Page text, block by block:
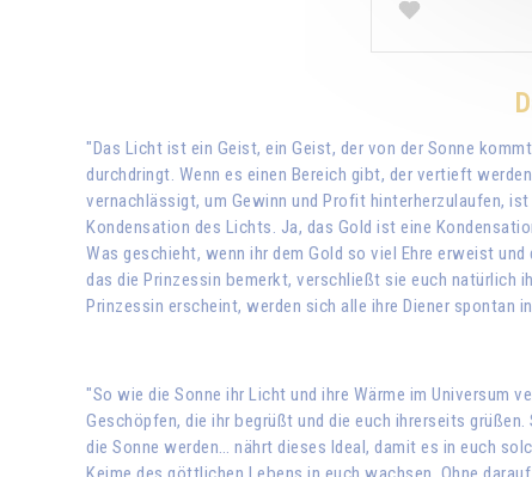
"Das Licht ist ein Geist, ein Geist, der von der Sonne
durchdringt. Wenn es einen Bereich gibt, der vertieft
vernachlässigt, um Gewinn und Profit hinterherzulaufen,
Kondensation des Lichts. Ja, das Gold ist eine
Was geschieht, wenn ihr dem Gold so viel Ehre erweist
das die Prinzessin bemerkt, verschließt sie euch natürlich
Prinzessin erscheint, werden sich alle ihre Diener spontan
"So wie die Sonne ihr Licht und ihre Wärme im Universum
Geschöpfen, die ihr begrüßt und die euch ihrerseits
die Sonne werden… nährt dieses Ideal, damit es in euch